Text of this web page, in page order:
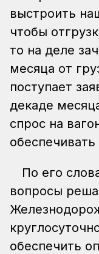
выстроить
чтобы
то на деле
месяца от
поступает
декаде
спрос на
По его
вопросы
обеспечить